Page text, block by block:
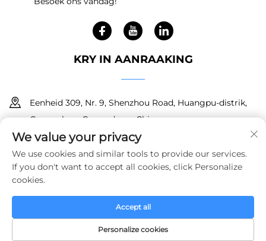
KRY IN AANRAAKING
Eenheid 309, Nr. 9, Shenzhou Road, Huangpu-distrik,
Guangzhou, Guangdong, China
+86 18150601728
[email protected]
Kopiereg © 2025 Guangzhou Haoyin New Material Technology
Co., Ltd. Alle regte voorbehou. Privaatheidsbeleid
TUISBLAD PRODUKTE E-POS TEL
We value your privacy
We use cookies and similar tools to provide our services.
If you don't want to accept all cookies, click Personalize
cookies.
Personalize cookies
Accept all